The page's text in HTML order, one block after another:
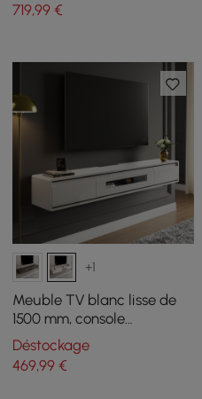
719,99 €
+1
Meuble TV blanc lisse de
1500 mm, console
multimédia flottante
postmoderne minimaliste
avec rangement
Déstockage
469,99 €